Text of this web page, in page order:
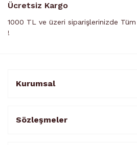
Ücretsiz Kargo
1000 TL ve üzeri siparişlerinizde Tüm
!
Kurumsal
Sözleşmeler